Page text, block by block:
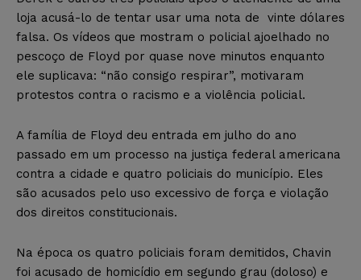
loja acusá-lo de tentar usar uma nota de vinte dólares
falsa. Os vídeos que mostram o policial ajoelhado no
pescoço de Floyd por quase nove minutos enquanto
ele suplicava: “não consigo respirar”, motivaram
protestos contra o racismo e a violência policial.
A família de Floyd deu entrada em julho do ano
passado em um processo na justiça federal americana
contra a cidade e quatro policiais do município. Eles
são acusados pelo uso excessivo de força e violação
dos direitos constitucionais.
Na época os quatro policiais foram demitidos, Chavin
foi acusado de homicídio em segundo grau (doloso) e